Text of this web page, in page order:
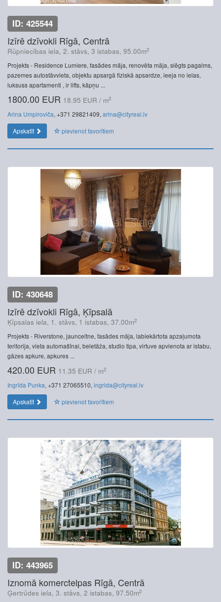
ID: 425544
Izīrē dzīvokli Rīgā, Centrā
Rūpniecības iela, 2. stāvs, 3 istabas, 95.00m2
Projekts - Residence Lumiere, fasādes māja, renovēta māja, slēgts pagalms,
pazemes autostāvvieta, objektu apsargā fiziskā apsardze, ieeja no ielas,
luksuss apartamenti , ir lifts, kāpņu ...
1800.00 EUR 18.95 EUR / m2
Arina Umpiroviča, +371 29821409, arina@cityreal.lv
Apskatīt
pievienot favorītiem
ID: 430648
Izīrē dzīvokli Rīgā, Ķīpsalā
Ķīpsalas iela, 1. stāvs, 1 istabas, 37.00m2
Projekts - Riverstone, jaunceltne, fasādes māja, labiekārtota apzaļumota
teritorija, vieta automašīnai, beletāža, studio tipa, virtuve apvienota ar istabu,
gāzes apkure, apkures ...
420.00 EUR 11.35 EUR / m2
Ingrīda Punka, +371 27065510, ingrida@cityreal.lv
Apskatīt
pievienot favorītiem
ID: 443965
Iznomā komerctelpas Rīgā, Centrā
Ģertrūdes iela, 3. stāvs, 2 istabas, 97.50m2